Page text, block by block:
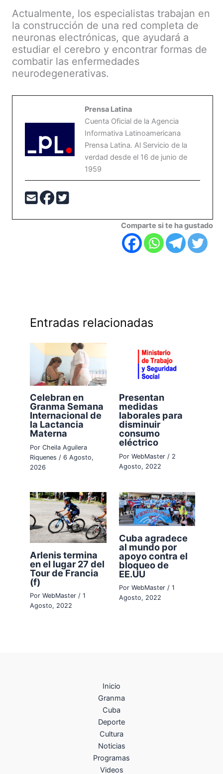
Actualmente, los especialistas trabajan en
la construcción de una red completa de
neuronas electrónicas, que ayudará a
estudiar el cerebro y encontrar formas de
combatir las enfermedades
neurodegenerativas.
Prensa Latina
Cuenta Oficial de la Agencia
Informativa Latinoamericana
Prensa Latina. Al Servicio de la
verdad desde el 16 de junio de
1959
Comparte si te ha gustado
Entradas relacionadas
Celebran en
Granma Semana
Internacional de
la Lactancia
Materna
PorCheila Aguilera
Riquenes /6 Agosto,
2026
Presentan
medidas
laborales para
disminuir
consumo
eléctrico
Por WebMaster / 2
Agosto, 2022
Arlenis termina
en el lugar 27 del
Tour de Francia
(f)
PorWebMaster /1
Agosto, 2022
Cuba agradece
al mundo por
apoyo contra el
bloqueo de
EE.UU
Por WebMaster / 1
Agosto, 2022
Inicio
Granma
Cuba
Deporte
Cultura
Noticias
Programas
Videos